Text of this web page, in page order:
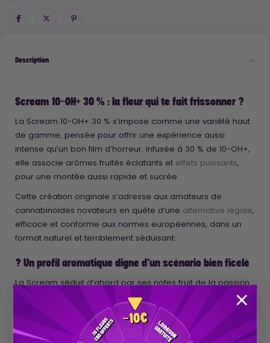
Description
Scream 10-OH+ 30 % : la fleur qui te fait frissonner ?
La Scream 10-OH+ 30 % s’impose comme une variété haut
de gamme, pensée pour offrir une expérience aussi
intense qu’un bon film d’horreur. Infusée à 30 % de 10-OH+,
elle associe arômes fruités éclatants et effets puissants,
pour une montée aussi rapide et sucrée.
Cette création originale s’adresse aux amateurs de
cannabinoïdes novateurs en quête d’une alternative légale,
efficace et conforme aux normes européennes, dans un
format naturel et terriblement séduisant.
? Un profil aromatique digne d’un scénario bien ficelé
La Scream séduit d’abord par ses notes fruit de la passion,
sucrées et exotiques, qui attirent comme une scène
d’ouverture captivante. Peu à peu, des effluves citronnées
s’imposent, apportant fraîcheur et tension. La dégustation
se conclut sur une finale édulcorée à la clémentine juteuse,